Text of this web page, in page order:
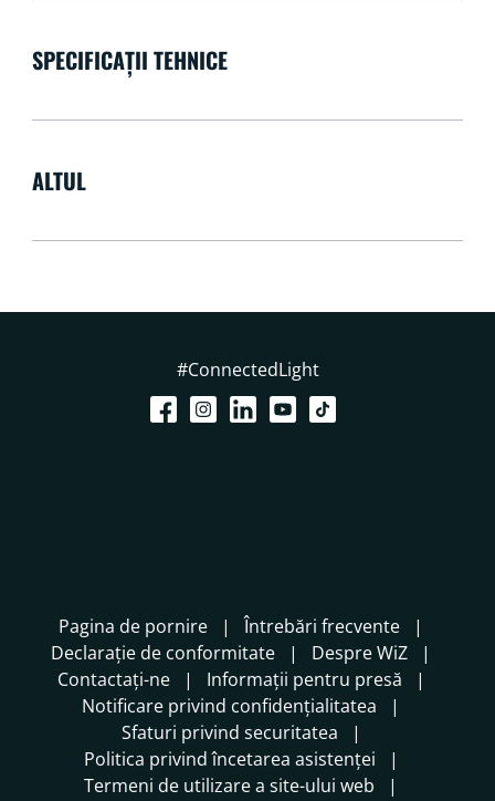
SPECIFICAȚII TEHNICE
ALTUL
#ConnectedLight
Pagina de pornire
Întrebări frecvente
Declarație de conformitate
Despre WiZ
Contactați-ne
Informații pentru presă
Notificare privind confidențialitatea
Sfaturi privind securitatea
Politica privind încetarea asistenței
Termeni de utilizare a site-ului web